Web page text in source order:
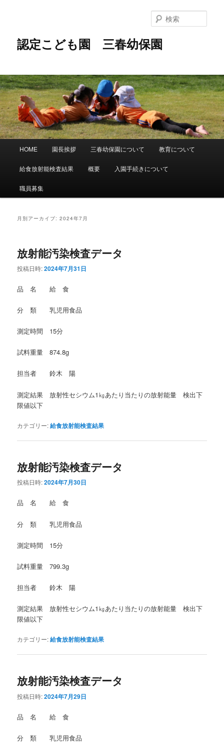
ツ
へ
移
動
へ
移
動
認定こども園 三春幼保園
索
ュ
HOME 園長挨拶 三春幼保園について 教育について
給食放射能検査結果 概要 入園手続きについて
職員募集
月別アーカイブ:2024年7月
放射能汚染検査データ
投稿日時:2024年7月31日
品 名 給 食
分 類 乳児用食品
測定時間 15分
試料重量 874.8g
担当者 鈴木 陽
測定結果 放射性セシウム1㎏あたり当たりの放射能量 検出下
限値以下
カテゴリー:給食放射能検査結果
放射能汚染検査データ
投稿日時:2024年7月30日
品 名 給 食
分 類 乳児用食品
測定時間 15分
試料重量 799.3g
担当者 鈴木 陽
測定結果 放射性セシウム1㎏あたり当たりの放射能量 検出下
限値以下
カテゴリー:給食放射能検査結果
放射能汚染検査データ
投稿日時:2024年7月29日
品 名 給 食
分 類 乳児用食品